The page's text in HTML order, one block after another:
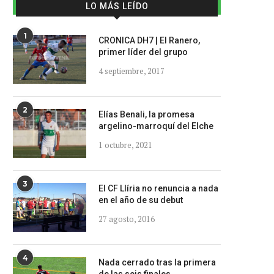
LO MÁS LEÍDO
1
CRONICA DH7 | El Ranero,
primer líder del grupo
4 septiembre, 2017
2
Elías Benali, la promesa
argelino-marroquí del Elche
1 octubre, 2021
3
El CF Llíria no renuncia a nada
en el año de su debut
27 agosto, 2016
4
Nada cerrado tras la primera